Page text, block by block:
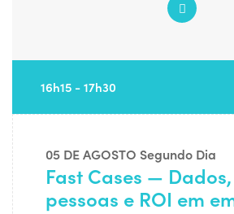
16h15 - 17h30
05 DE AGOSTO Segundo Dia
Fast Cases —
pessoas e ROI em